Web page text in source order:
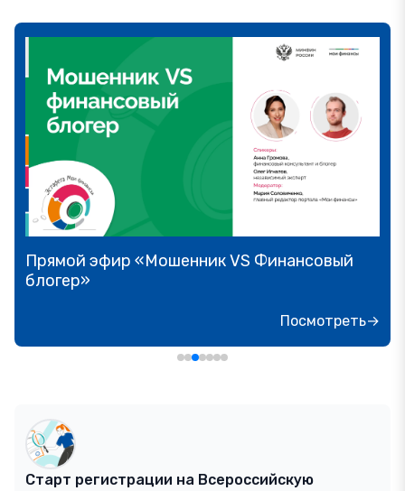
Прямой эфир «Мошенник VS Финансовый
блогер»
Посмотреть→
Старт регистрации на Всероссийскую